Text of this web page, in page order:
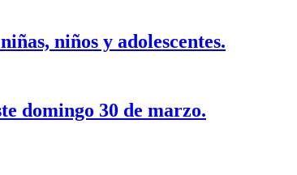
niños y adolescentes.
domingo 30 de marzo.